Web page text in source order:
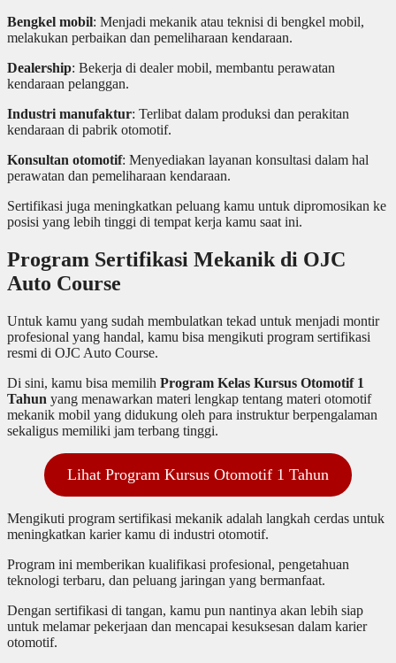
Bengkel mobil: Menjadi mekanik atau teknisi di bengkel mobil,
melakukan perbaikan dan pemeliharaan kendaraan.
Dealership: Bekerja di dealer mobil, membantu perawatan
kendaraan pelanggan.
Industri manufaktur: Terlibat dalam produksi dan perakitan
kendaraan di pabrik otomotif.
Konsultan otomotif: Menyediakan layanan konsultasi dalam hal
perawatan dan pemeliharaan kendaraan.
Sertifikasi juga meningkatkan peluang kamu untuk dipromosikan ke
posisi yang lebih tinggi di tempat kerja kamu saat ini.
Program Sertifikasi Mekanik di OJC
Auto Course
Untuk kamu yang sudah membulatkan tekad untuk menjadi montir
profesional yang handal, kamu bisa mengikuti program sertifikasi
resmi di OJC Auto Course.
Di sini, kamu bisa memilih Program Kelas Kursus Otomotif 1
Tahun yang menawarkan materi lengkap tentang materi otomotif
mekanik mobil yang didukung oleh para instruktur berpengalaman
sekaligus memiliki jam terbang tinggi.
Lihat Program Kursus Otomotif 1 Tahun
Mengikuti program sertifikasi mekanik adalah langkah cerdas untuk
meningkatkan karier kamu di industri otomotif.
Program ini memberikan kualifikasi profesional, pengetahuan
teknologi terbaru, dan peluang jaringan yang bermanfaat.
Dengan sertifikasi di tangan, kamu pun nantinya akan lebih siap
untuk melamar pekerjaan dan mencapai kesuksesan dalam karier
otomotif.